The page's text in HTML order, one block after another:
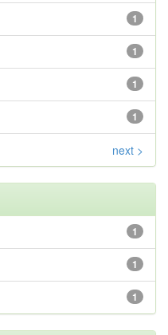
1
1
1
1
next >
1
1
1